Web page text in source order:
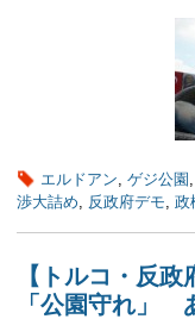
エルドアン, ゲジ公園 ,
渉大詰め, 反政府デモ, 政
【トルコ・反
「公園守れ」